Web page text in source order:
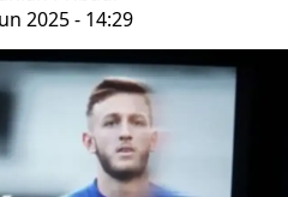
2025 - 14:29